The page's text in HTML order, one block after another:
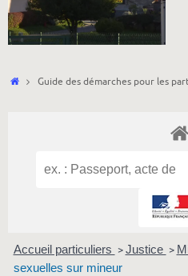
Accueil
Guide des démarches pour les
Accueil particuliers > Justice >
sexuelles sur mineur